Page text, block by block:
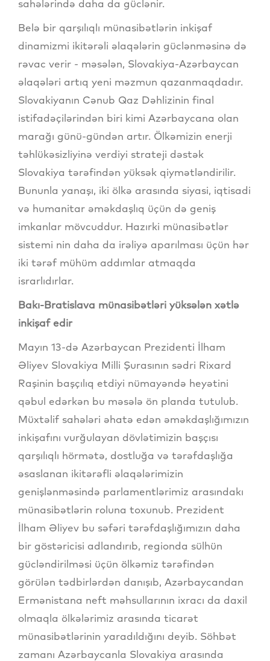
sahələrində daha da güclənir.
Belə bir qarşılıqlı münasibətlərin inkişaf
dinamizmi ikitərəli əlaqələrin güclənməsinə də
rəvac verir - məsələn, Slovakiya-Azərbaycan
əlaqələri artıq yeni məzmun qazanmaqdadır.
Slovakiyanın Cənub Qaz Dəhlizinin final
istifadəçilərindən biri kimi Azərbaycana olan
marağı günü-gündən artır. Ölkəmizin enerji
təhlükəsizliyinə verdiyi strateji dəstək
Slovakiya tərəfindən yüksək qiymətləndirilir.
Bununla yanaşı, iki ölkə arasında siyasi, iqtisadi
və humanitar əməkdaşlıq üçün də geniş
imkanlar mövcuddur. Hazırki münasibətlər
sistemi nin daha da irəliyə aparılması üçün hər
iki tərəf mühüm addımlar atmaqda
israrlıdırlar.
Bakı-Bratislava münasibətləri yüksələn xətlə
inkişaf edir
Mayın 13-də Azərbaycan Prezidenti İlham
Əliyev Slovakiya Milli Şurasının sədri Rixard
Raşinin başçılıq etdiyi nümayəndə heyətini
qəbul edərkən bu məsələ ön planda tutulub.
Müxtəlif sahələri əhatə edən əməkdaşlığımızın
inkişafını vurğulayan dövlətimizin başçısı
qarşılıqlı hörmətə, dostluğa və tərəfdaşlığa
əsaslanan ikitərəfli əlaqələrimizin
genişlənməsində parlamentlərimiz arasındakı
münasibətlərin roluna toxunub. Prezident
İlham Əliyev bu səfəri tərəfdaşlığımızın daha
bir göstəricisi adlandırıb, regionda sülhün
gücləndirilməsi üçün ölkəmiz tərəfindən
görülən tədbirlərdən danışıb, Azərbaycandan
Ermənistana neft məhsullarının ixracı da daxil
olmaqla ölkələrimiz arasında ticarət
münasibətlərinin yaradıldığını deyib. Söhbət
zamanı Azərbaycanla Slovakiya arasında